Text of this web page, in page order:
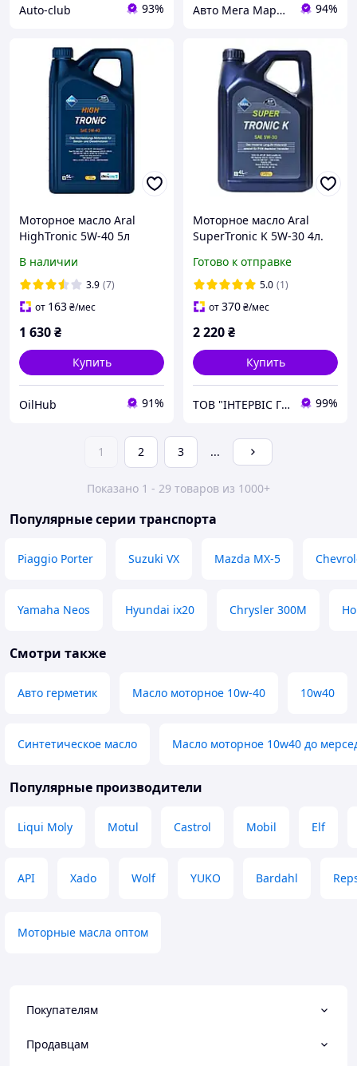
Auto-club 93% Авто Мега Маркет 94%
Моторное масло Aral
HighTronic 5W-40 5л
В наличии
3.9 (7)
от 163₴/мес
1 630₴
Купить
OilHub 91%
Моторное масло Aral
SuperTronic K 5W-30 4л.
Готово к отправке
5.0 (1)
от370₴/мес
2 220₴
Купить
ТОВ "ІНТЕРВІС ГРУП" 99%
1 2 3 ...
Показано 1 - 29 товаров из 1000+
Популярные серии транспорта
Piaggio Porter Suzuki VX Mazda MX-5
Yamaha Neos Hyundai ix20 Chrysler 300M
Смотри также
Авто герметик Масло моторное 10w-40 10w40
Синтетическое масло Масло моторное 10w40 до
Популярные производители
Liqui Moly Motul Castrol Mobil Elf
API Xado Wolf YUKO Bardahl
Моторные масла оптом
Покупателям
Продавцам